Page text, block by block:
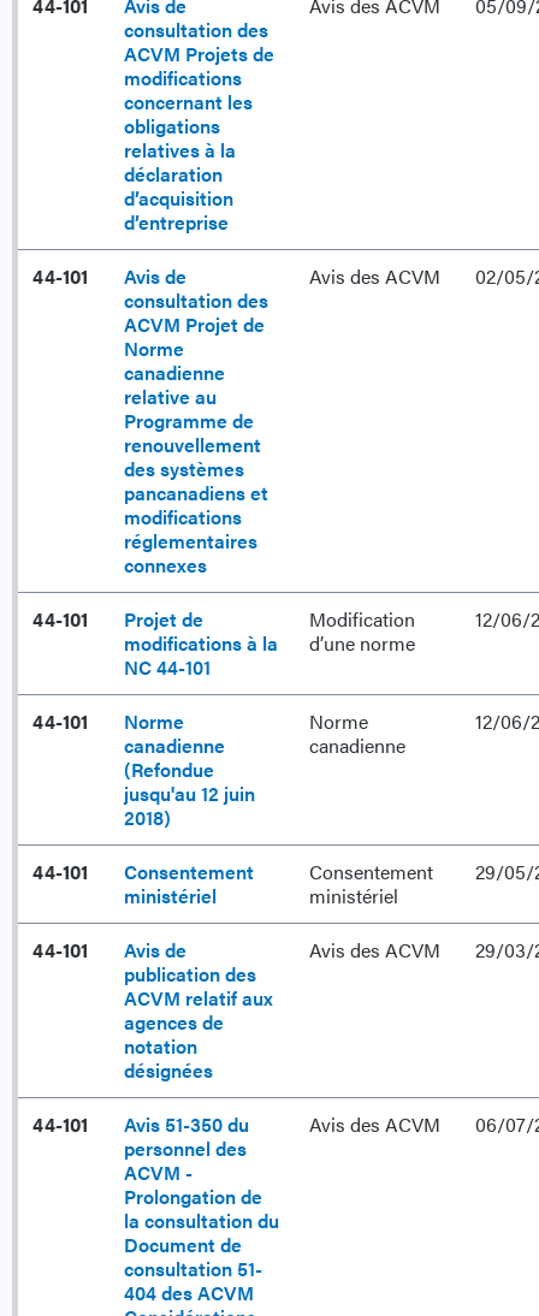
44-101
Avis de
consultation des
ACVM Projets de
modifications
concernant les
obligations
relatives à la
déclaration
d’acquisition
d’entreprise
Avis des ACVM 05/09/
44-101
Avis de
consultation des
ACVM Projet de
Norme
canadienne
relative au
Programme de
renouvellement
des systèmes
pancanadiens et
modifications
réglementaires
connexes
Avis des ACVM 02/05/
44-101
Projet de
modifications à la
NC 44-101
Modification
d’une norme
12/06/
44-101
Norme
canadienne
(Refondue
jusqu'au 12 juin
2018)
Norme
canadienne
12/06/
44-101
Consentement
ministériel
Consentement
ministériel
29/05/
44-101
Avis de
publication des
ACVM relatif aux
agences de
notation
désignées
Avis des ACVM 29/03/
44-101
Avis 51-350 du
personnel des
ACVM -
Prolongation de
la consultation du
Document de
consultation 51-
404 des ACVM
Avis des ACVM 06/07/